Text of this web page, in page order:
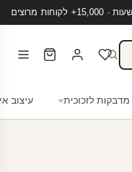
מדבקות לזכוכית עיצוב